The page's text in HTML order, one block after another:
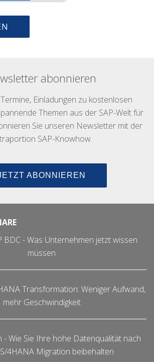
abonnieren
Einladungen zu kostenlosen
Themen aus der SAP-Welt für
Sie unseren Newsletter mit der
SAP-Knowhow.
ABONNIEREN
BDC - Was Unternehmen jetzt wissen
müssen
Transformation: Weniger Aufwand,
mehr Geschwindigkeit
- Wie Sie Ihre hohe Datenqualität nach
4HANA Migration beibehalten